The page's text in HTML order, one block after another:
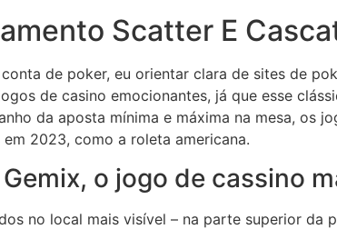
Scatter E
de poker, eu orientar clara de sites de
de casino emocionantes, já que esse
da aposta mínima e máxima na mesa, os
2023, como a roleta americana.
o jogo de cassino
no local mais visível – na parte superior da